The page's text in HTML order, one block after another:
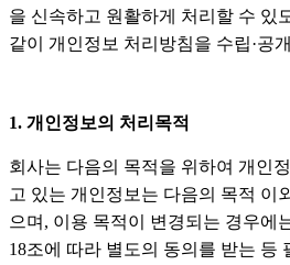
을 신속하고 원활하게 처리할 수 있
같이 개인정보 처리방침을 수립·공
1. 개인정보의 처리목적
회사는 다음의 목적을 위하여 개인
고 있는 개인정보는 다음의 목적 이
으며, 이용 목적이 변경되는 경우에
18조에 따라 별도의 동의를 받는 등